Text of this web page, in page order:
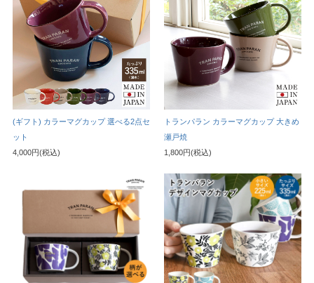
(ギフト) カラーマグカップ 選べる2点セ
ット
4,000円(税込)
トランパラン カラーマグカップ 大きめ
瀬戸焼
1,800円(税込)